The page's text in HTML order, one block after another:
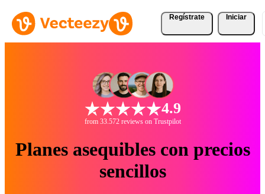
Regístrate Iniciar
4.9
from 33.572 reviews on Trustpilot
Planes asequibles con precios
sencillos